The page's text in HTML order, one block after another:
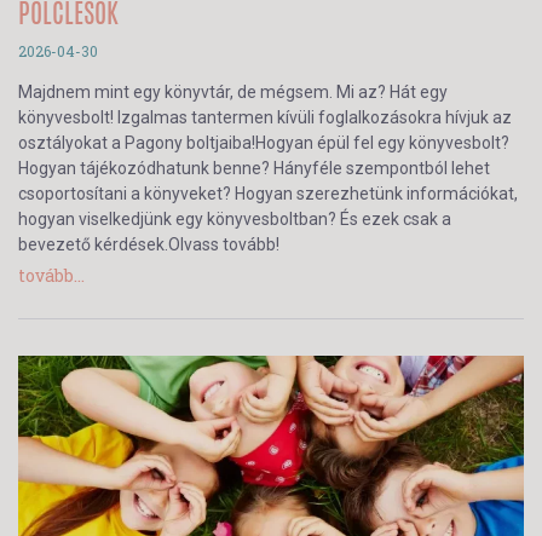
POLCLESŐK
2026-04-30
Majdnem mint egy könyvtár, de mégsem. Mi az? Hát egy
könyvesbolt! Izgalmas tantermen kívüli foglalkozásokra hívjuk az
osztályokat a Pagony boltjaiba!Hogyan épül fel egy könyvesbolt?
Hogyan tájékozódhatunk benne? Hányféle szempontból lehet
csoportosítani a könyveket? Hogyan szerezhetünk információkat,
hogyan viselkedjünk egy könyvesboltban? És ezek csak a
bevezető kérdések.Olvass tovább!
tovább...